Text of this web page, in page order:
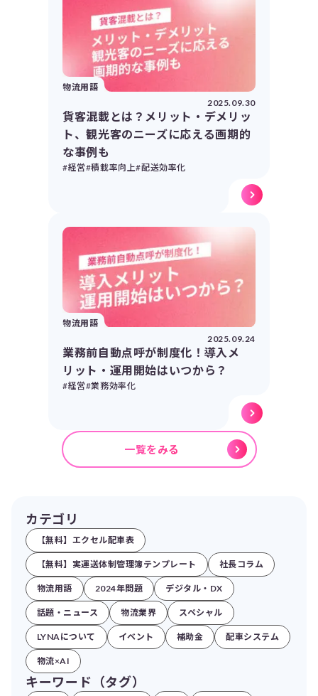
物流用語
2025.09.30
貨客混載とは？メリット・デメリッ
ト、観光客のニーズに応える画期的
な事例も
#経営#積載率向上#配送効率化
物流用語
2025.09.24
業務前自動点呼が制度化！導入メ
リット・運用開始はいつから？
#経営#業務効率化
一覧をみる
カテゴリ
【無料】エクセル配車表
【無料】実運送体制管理簿テンプレート 社長コラム
物流用語 2024年問題 デジタル・DX
話題・ニュース 物流業界 スペシャル
LYNAについて イベント 補助金 配車システム
物流×AI
キーワード（タグ）